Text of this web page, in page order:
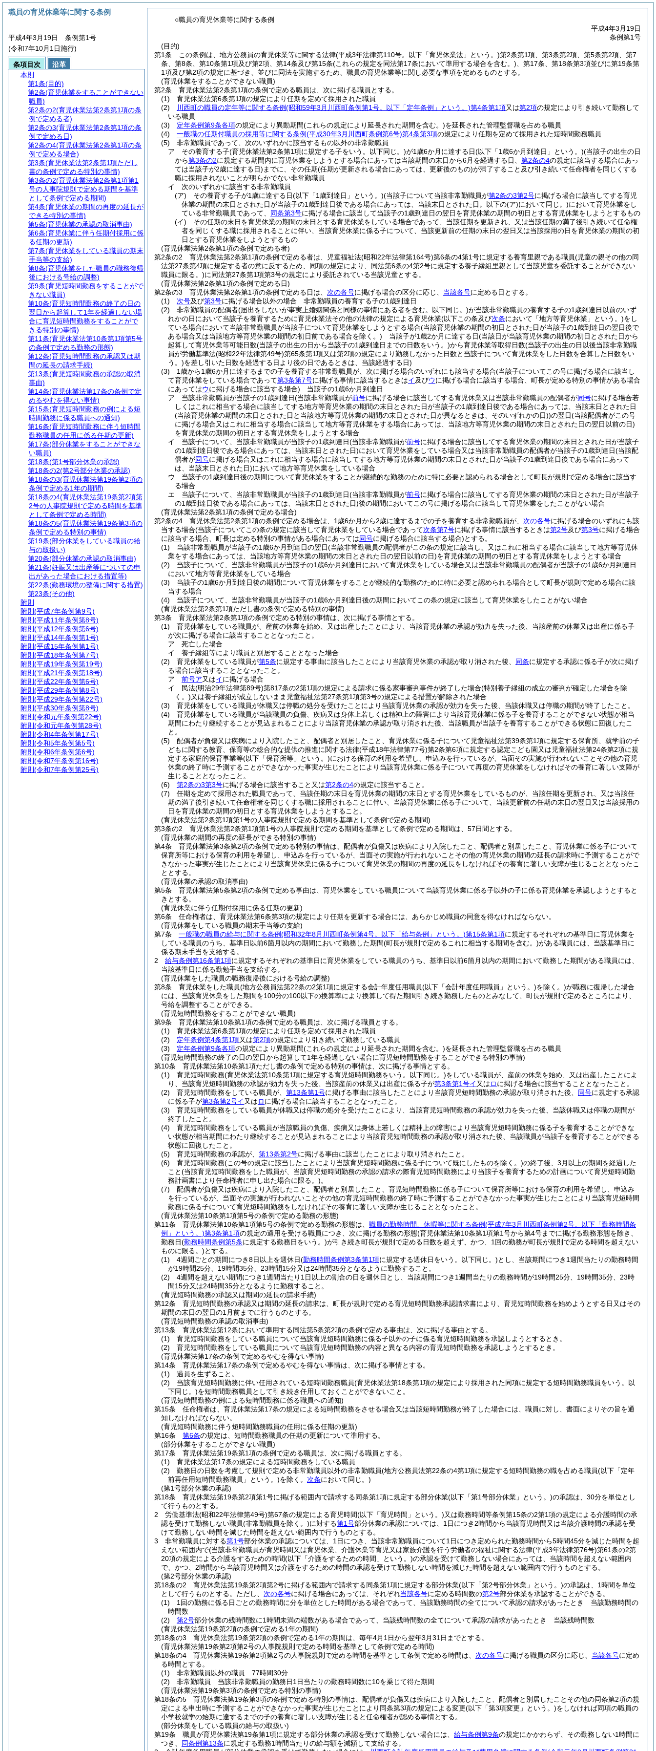
○職員の育児休業等に関する条例
平成4年3月19日
条例第1号
(目的)
第1条
この条例は、地方公務員の育児休業等に関する法律(平成3年法律第110号。以下「育児休業法」という。)第2条第1項、第3条第2項、第5条第2項、第7
条、第8条、第10条第1項及び第2項、第14条及び第15条(これらの規定を同法第17条において準用する場合を含む。) 、第17条、第18条第3項並びに第19条第
1項及び第2項の規定に基づき、並びに同法を実施するため、職員の育児休業等に関し必要な事項を定めるものとする。
(育児休業をすることができない職員)
第2条
育児休業法第2条第1項の条例で定める職員は、次に掲げる職員とする。
(1)
育児休業法第6条第1項の規定により任期を定めて採用された職員
(2)
川西町の職員の定年等に関する条例(昭和59年3月川西町条例第1号。以下「定年条例」という。)第4条第1項又は第2項の規定により引き続いて勤務して
いる職員
(3)
定年条例第9条各項の規定により異動期間(これらの規定により延長された期間を含む。)を延長された管理監督職を占める職員
(4)
一般職の任期付職員の採用等に関する条例(平成30年3月川西町条例第6号)第4条第3項の規定により任期を定めて採用された短時間勤務職員
(5)
非常勤職員であって、次のいずれかに該当するもの以外の非常勤職員
ア
その養育する子(育児休業法第2条第1項に規定する子をいう。以下同じ。)が1歳6か月に達する日(以下「1歳6か月到達日」という。)(当該子の出生の日
から第3条の2に規定する期間内に育児休業をしようとする場合にあっては当該期間の末日から6月を経過する日、 第2条の4の規定に該当する場合にあっ
ては当該子が2歳に達する日) までに、その任期(任期が更新される場合にあっては、更新後のもの)が満了すること及び引き続いて任命権者を同じくする
職に採用されないことが明らかでない非常勤職員
イ
次のいずれかに該当する非常勤職員
(ア)
その養育する子が1歳に達する日(以下「1歳到達日」という。)(当該子について当該非常勤職員が第2条の3第2号に掲げる場合に該当してする育児
休業の期間の末日とされた日が当該子の1歳到達日後である場合にあっては、当該末日とされた日。以下の(ア)において同じ。)において育児休業をし
ている非常勤職員であって、 同条第3号に掲げる場合に該当して当該子の1歳到達日の翌日を育児休業の期間の初日とする育児休業をしようとするもの
(イ)
その任期の末日を育児休業の期間の末日とする育児休業をしている場合であって、当該任期を更新され、又は当該任期の満了後引き続いて任命権
者を同じくする職に採用されることに伴い、当該育児休業に係る子について、当該更新前の任期の末日の翌日又は当該採用の日を育児休業の期間の初
日とする育児休業をしようとするもの
(育児休業法第2条第1項の条例で定める者)
第2条の2
育児休業法第2条第1項の条例で定める者は、児童福祉法(昭和22年法律第164号)第6条の4第1号に規定する養育里親である職員(児童の親その他の同
法第27条第4項に規定する者の意に反するため、同項の規定により、同法第6条の4第2号に規定する養子縁組里親として当該児童を委託することができない
職員に限る。)に同法第27条第1項第3号の規定により委託されている当該児童とする。
(育児休業法第2条第1項の条例で定める日)
第2条の3
育児休業法第2条第1項の条例で定める日は、 次の各号に掲げる場合の区分に応じ、 当該各号に定める日とする。
(1)
次号及び第3号に掲げる場合以外の場合 非常勤職員の養育する子の1歳到達日
(2)
非常勤職員の配偶者(届出をしないが事実上婚姻関係と同様の事情にある者を含む。以下同じ。)が当該非常勤職員の養育する子の1歳到達日以前のいず
れかの日において当該子を養育するために育児休業法その他の法律の規定による育児休業(以下この条及び次条において「地方等育児休業」という。)をし
ている場合において当該非常勤職員が当該子について育児休業をしようとする場合(当該育児休業の期間の初日とされた日が当該子の1歳到達日の翌日後で
ある場合又は当該地方等育児休業の期間の初日前である場合を除く。) 当該子が1歳2か月に達する日(当該日が当該育児休業の期間の初日とされた日から
起算して育児休業等可能日数(当該子の出生の日から当該子の1歳到達日までの日数をいう。)から育児休業等取得日数(当該子の出生の日以後当該非常勤職
員が労働基準法(昭和22年法律第49号)第65条第1項又は第2項の規定により勤務しなかった日数と当該子について育児休業をした日数を合算した日数をい
う。)を差し引いた日数を経過する日より後の日であるときは、当該経過する日)
(3)
1歳から1歳6か月に達するまでの子を養育する非常勤職員が、次に掲げる場合のいずれにも該当する場合(当該子についてこの号に掲げる場合に該当し
て育児休業をしている場合であって第3条第7号に掲げる事情に該当するときはイ及びウに掲げる場合に該当する場合、町長が定める特別の事情がある場合
にあってはウに掲げる場合に該当する場合) 当該子の1歳6か月到達日
ア
当該非常勤職員が当該子の1歳到達日(当該非常勤職員が前号に掲げる場合に該当してする育児休業又は当該非常勤職員の配偶者が同号に掲げる場合若
しくはこれに相当する場合に該当してする地方等育児休業の期間の末日とされた日が当該子の1歳到達日後である場合にあっては、当該末日とされた日
(当該育児休業の期間の末日とされた日と当該地方等育児休業の期間の末日とされた日が異なるときは、そのいずれかの日))の翌日(当該配偶者がこの号
に掲げる場合又はこれに相当する場合に該当して地方等育児休業をする場合にあっては、当該地方等育児休業の期間の末日とされた日の翌日以前の日)
を育児休業の期間の初日とする育児休業をしようとする場合
イ
当該子について、当該非常勤職員が当該子の1歳到達日(当該非常勤職員が前号に掲げる場合に該当してする育児休業の期間の末日とされた日が当該子
の1歳到達日後である場合にあっては、当該末日とされた日)において育児休業をしている場合又は当該非常勤職員の配偶者が当該子の1歳到達日(当該配
偶者が同号に掲げる場合又はこれに相当する場合に該当してする地方等育児休業の期間の末日とされた日が当該子の1歳到達日後である場合にあって
は、当該末日とされた日)において地方等育児休業をしている場合
ウ
当該子の1歳到達日後の期間について育児休業をすることが継続的な勤務のために特に必要と認められる場合として町長が規則で定める場合に該当す
る場合
エ
当該子について、当該非常勤職員が当該子の1歳到達日(当該非常勤職員が前号に掲げる場合に該当してする育児休業の期間の末日とされた日が当該子
の1歳到達日後である場合にあっては、当該末日とされた日)後の期間においてこの号に掲げる場合に該当して育児休業をしたことがない場合
(育児休業法第2条第1項の条例で定める場合)
第2条の4
育児休業法第2条第1項の条例で定める場合は、1歳6か月から2歳に達するまでの子を養育する非常勤職員が、 次の各号に掲げる場合のいずれにも該
当する場合(当該子についてこの条の規定に該当して育児休業をしている場合であって次条第7号に掲げる事情に該当するときは第2号及び第3号に掲げる場合
に該当する場合、町長は定める特別の事情がある場合にあっては同号に掲げる場合に該当する場合)とする。
(1)
当該非常勤職員が当該子の1歳6か月到達日の翌日(当該非常勤職員の配偶者がこの条の規定に該当し、又はこれに相当する場合に該当して地方等育児休
業をする場合にあっては、当該地方等育児休業の期間の末日とされた日の翌日以前の日)を育児休業の期間の初日とする育児休業をしようとする場合
(2)
当該子について、当該非常勤職員が当該子の1歳6か月到達日において育児休業をしている場合又は当該非常勤職員の配偶者が当該子の1歳6か月到達日
において地方等育児休業をしている場合
(3)
当該子の1歳6か月到達日後の期間について育児休業をすることが継続的な勤務のために特に必要と認められる場合として町長が規則で定める場合に該
当する場合
(4)
当該子について、当該非常勤職員が当該子の1歳6か月到達日後の期間においてこの条の規定に該当して育児休業をしたことがない場合
(育児休業法第2条第1項ただし書の条例で定める特別の事情)
第3条
育児休業法第2条第1項の条例で定める特別の事情は、次に掲げる事情とする。
(1)
育児休業をしている職員が、産前の休業を始め、又は出産したことにより、当該育児休業の承認が効力を失った後、当該産前の休業又は出産に係る子
が次に掲げる場合に該当することとなったこと。
ア
死亡した場合
イ
養子縁組等により職員と別居することとなった場合
(2)
育児休業をしている職員が第5条に規定する事由に該当したことにより当該育児休業の承認が取り消された後、 同条に規定する承認に係る子が次に掲げ
る場合に該当することとなったこと。
ア
前号ア又はイに掲げる場合
イ
民法(明治29年法律第89号)第817条の2第1項の規定による請求に係る家事審判事件が終了した場合(特別養子縁組の成立の審判が確定した場合を除
く。)又は養子縁組が成立しないまま児童福祉法第27条第1項第3号の規定による措置が解除された場合
(3)
育児休業をしている職員が休職又は停職の処分を受けたことにより当該育児休業の承認が効力を失った後、当該休職又は停職の期間が終了したこと。
(4)
育児休業をしている職員が当該職員の負傷、疾病又は身体上若しくは精神上の障害により当該育児休業に係る子を養育することができない状態が相当
期間にわたり継続することが見込まれることにより当該育児休業の承認が取り消された後、当該職員が当該子を養育することができる状態に回復したこ
と。
(5)
配偶者が負傷又は疾病により入院したこと、配偶者と別居したこと、育児休業に係る子について児童福祉法第39条第1項に規定する保育所、就学前の子
どもに関する教育、保育等の総合的な提供の推進に関する法律(平成18年法律第77号)第2条第6項に規定する認定こども園又は児童福祉法第24条第2項に規
定する家庭的保育事業等(以下「保育所等」という。)における保育の利用を希望し、申込みを行っているが、当面その実施が行われないことその他の育児
休業の終了時に予測することができなかった事実が生じたことにより当該育児休業に係る子について再度の育児休業をしなければその養育に著しい支障が
生じることとなったこと。
(6)
第2条の3第3号に掲げる場合に該当すること又は第2条の4の規定に該当すること。
(7)
任期を定めて採用された職員であって、当該任期の末日を育児休業の期間の末日とする育児休業をしているものが、当該任期を更新され、又は当該任
期の満了後引き続いて任命権者を同じくする職に採用されることに伴い、当該育児休業に係る子について、当該更新前の任期の末日の翌日又は当該採用の
日を育児休業の期間の初日とする育児休業をしようとすること。
(育児休業法第2条第1項第1号の人事院規則で定める期間を基準として条例で定める期間)
第3条の2
育児休業法第2条第1項第1号の人事院規則で定める期間を基準として条例で定める期間は、57日間とする。
(育児休業の期間の再度の延長ができる特別の事情)
第4条
育児休業法第3条第2項の条例で定める特別の事情は、配偶者が負傷又は疾病により入院したこと、配偶者と別居したこと、育児休業に係る子について
保育所等における保育の利用を希望し、申込みを行っているが、当面その実施が行われないことその他の育児休業の期間の延長の請求時に予測することがで
きなかった事実が生じたことにより当該育児休業に係る子について育児休業の期間の再度の延長をしなければその養育に著しい支障が生じることとなったこ
ととする。
(育児休業の承認の取消事由)
第5条
育児休業法第5条第2項の条例で定める事由は、育児休業をしている職員について当該育児休業に係る子以外の子に係る育児休業を承認しようとすると
きとする。
(育児休業に伴う任期付採用に係る任期の更新)
第6条
任命権者は、育児休業法第6条第3項の規定により任期を更新する場合には、あらかじめ職員の同意を得なければならない。
(育児休業をしている職員の期末手当等の支給)
第7条
一般職の職員の給与に関する条例(昭和32年8月川西町条例第4号。以下「給与条例」という。)第15条第1項に規定するそれぞれの基準日に育児休業を
している職員のうち、基準日以前6箇月以内の期間において勤務した期間(町長が規則で定めるこれに相当する期間を含む。)がある職員には、当該基準日に
係る期末手当を支給する。
2
給与条例第16条第1項に規定するそれぞれの基準日に育児休業をしている職員のうち、基準日以前6箇月以内の期間において勤務した期間がある職員には、
当該基準日に係る勤勉手当を支給する。
(育児休業をした職員の職務復帰後における号給の調整)
第8条
育児休業をした職員(地方公務員法第22条の2第1項に規定する会計年度任用職員(以下「会計年度任用職員」という。)を除く。)が職務に復帰した場合
には、当該育児休業をした期間を100分の100以下の換算率により換算して得た期間引き続き勤務したものとみなして、町長が規則で定めるところにより、
号給を調整することができる。
(育児短時間勤務をすることができない職員)
第9条
育児休業法第10条第1項の条例で定める職員は、次に掲げる職員とする。
(1)
育児休業法第6条第1項の規定により任期を定めて採用された職員
(2)
定年条例第4条第1項又は第2項の規定により引き続いて勤務している職員
(3)
定年条例第9条各項の規定により異動期間(これらの規定により延長された期間を含む。)を延長された管理監督職を占める職員
(育児短時間勤務の終了の日の翌日から起算して1年を経過しない場合に育児短時間勤務をすることができる特別の事情)
第10条
育児休業法第10条第1項ただし書の条例で定める特別の事情は、次に掲げる事情とする。
(1)
育児短時間勤務(育児休業法第10条第1項に規定する育児短時間勤務をいう。以下同じ。)をしている職員が、産前の休業を始め、又は出産したことによ
り、当該育児短時間勤務の承認が効力を失った後、当該産前の休業又は出産に係る子が第3条第1号イ 又はロに掲げる場合に該当することとなったこと。
(2)
育児短時間勤務をしている職員が、 第13条第1号に掲げる事由に該当したことにより当該育児短時間勤務の承認が取り消された後、 同号に規定する承認
に係る子が第3条第2号イ 又はロに掲げる場合に該当することとなったこと。
(3)
育児短時間勤務をしている職員が休職又は停職の処分を受けたことにより、当該育児短時間勤務の承認が効力を失った後、当該休職又は停職の期間が
終了したこと。
(4)
育児短時間勤務をしている職員が当該職員の負傷、疾病又は身体上若しくは精神上の障害により当該育児短時間勤務に係る子を養育することができな
い状態が相当期間にわたり継続することが見込まれることにより当該育児短時間勤務の承認が取り消された後、当該職員が当該子を養育することができる
状態に回復したこと。
(5)
育児短時間勤務の承認が、 第13条第2号に掲げる事由に該当したことにより取り消されたこと。
(6)
育児短時間勤務(この号の規定に該当したことにより当該育児短時間勤務に係る子について既にしたものを除く。)の終了後、3月以上の期間を経過した
こと(当該育児短時間勤務をした職員が、当該育児短時間勤務の承認の請求の際育児短時間勤務により当該子を養育するための計画について育児短時間勤
務計画書により任命権者に申し出た場合に限る。)。
(7)
配偶者が負傷又は疾病により入院したこと、配偶者と別居したこと、育児短時間勤務に係る子について保育所等における保育の利用を希望し、申込み
を行っているが、当面その実施が行われないことその他の育児短時間勤務の終了時に予測することができなかった事実が生じたことにより当該育児短時間
勤務に係る子について育児短時間勤務をしなければその養育に著しい支障が生じることとなったこと。
(育児休業法第10条第1項第5号の条例で定める勤務の形態)
第11条
育児休業法第10条第1項第5号の条例で定める勤務の形態は、 職員の勤務時間、休暇等に関する条例(平成7年3月川西町条例第2号。以下「勤務時間条
例」という。)第3条第1項の規定の適用を受ける職員につき、次に掲げる勤務の形態(育児休業法第10条第1項第1号から第4号までに掲げる勤務形態を除き、
勤務日(勤務時間条例第5条に規定する勤務日をいう。)が引き続き町長が規則で定める日数を超えず、かつ、1回の勤務が町長が規則で定める時間を超えない
ものに限る。)とする。
(1)
4週間ごとの期間につき8日以上を週休日(勤務時間条例第3条第1項に規定する週休日をいう。以下同じ。)とし、当該期間につき1週間当たりの勤務時間
が19時間25分、19時間35分、23時間15分又は24時間35分となるように勤務すること。
(2)
4週間を超えない期間につき1週間当たり1日以上の割合の日を週休日とし、当該期間につき1週間当たりの勤務時間が19時間25分、19時間35分、23時
間15分又は24時間35分となるように勤務すること。
(育児短時間勤務の承認又は期間の延長の請求手続)
第12条
育児短時間勤務の承認又は期間の延長の請求は、町長が規則で定める育児短時間勤務承認請求書により、育児短時間勤務を始めようとする日又はその
期間の末日の翌日の1月前までに行うものとする。
(育児短時間勤務の承認の取消事由)
第13条
育児休業法第12条において準用する同法第5条第2項の条例で定める事由は、次に掲げる事由とする。
(1)
育児短時間勤務をしている職員について当該育児短時間勤務に係る子以外の子に係る育児短時間勤務を承認しようとするとき。
(2)
育児短時間勤務をしている職員について当該育児短時間勤務の内容と異なる内容の育児短時間勤務を承認しようとするとき。
(育児休業法第17条の条例で定めるやむを得ない事情)
第14条
育児休業法第17条の条例で定めるやむを得ない事情は、次に掲げる事情とする。
(1)
過員を生ずること。
(2)
当該育児短時間勤務に伴い任用されている短時間勤務職員(育児休業法第18条第1項の規定により採用された同項に規定する短時間勤務職員をいう。以
下同じ。)を短時間勤務職員として引き続き任用しておくことができないこと。
(育児短時間勤務の例による短時間勤務に係る職員への通知)
第15条
任命権者は、育児休業法第17条の規定による短時間勤務をさせる場合又は当該短時間勤務が終了した場合には、職員に対し、書面によりその旨を通
知しなければならない。
(育児短時間勤務に伴う短時間勤務職員の任用に係る任期の更新)
第16条
第6条の規定は、短時間勤務職員の任期の更新について準用する。
(部分休業をすることができない職員)
第17条
育児休業法第19条第1項の条例で定める職員は、次に掲げる職員とする。
(1)
育児休業法第17条の規定による短時間勤務をしている職員
(2)
勤務日の日数を考慮して規則で定める非常勤職員以外の非常勤職員(地方公務員法第22条の4第1項に規定する短時間勤務の職を占める職員(以下「定年
前再任用短時間勤務職員」という。)を除く。 次条において同じ。)
(第1号部分休業の承認)
第18条
育児休業法第19条第2項第1号に掲げる範囲内で請求する同条第1項に規定する部分休業(以下「第1号部分休業」という。)の承認は、30分を単位とし
て行うものとする。
2
労働基準法(昭和22年法律第49号)第67条の規定による育児時間(以下「育児時間」という。)又は勤務時間等条例第15条の2第1項の規定による介護時間の承
認を受けて勤務しない職員(非常勤職員を除く。)に対する第1号部分休業の承認については、1日につき2時間から当該育児時間又は当該介護時間の承認を受
けて勤務しない時間を減じた時間を超えない範囲内で行うものとする。
3
非常勤職員に対する第1号部分休業の承認については、1日につき、当該非常勤職員について1日につき定められた勤務時間から5時間45分を減じた時間を超
えない範囲内で(当該非常勤職員が育児時間又は育児休業、介護休業等育児又は家族介護を行う労働者の福祉に関する法律(平成3年法律第76号)第61条の2第
20項の規定による介護をするための時間(以下「介護をするための時間」という。)の承認を受けて勤務しない場合にあっては、当該時間を超えない範囲内
で、かつ、2時間から当該育児時間又は介護をするための時間の承認を受けて勤務しない時間を減じた時間を超えない範囲内で)行うものとする。
(第2号部分休業の承認)
第18条の2
育児休業法第19条第2項第2号に掲げる範囲内で請求する同条第1項に規定する部分休業(以下「第2号部分休業」という。)の承認は、1時間を単位
として行うものとする。 ただし、 次の各号に掲げる場合にあっては、それぞれ当該各号に定める時間数の第2号部分休業を承認することができる。
(1)
1回の勤務に係る日ごとの勤務時間に分を単位とした時間がある場合であって、当該勤務時間の全てについて承認の請求があったとき 当該勤務時間の
時間数
(2)
第2号部分休業の残時間数に1時間未満の端数がある場合であって、当該残時間数の全てについて承認の請求があったとき 当該残時間数
(育児休業法第19条第2項の条例で定める1年の期間)
第18条の3
育児休業法第19条第2項の条例で定める1年の期間は、毎年4月1日から翌年3月31日までとする。
(育児休業法第19条第2項第2号の人事院規則で定める時間を基準として条例で定める時間)
第18条の4
育児休業法第19条第2項第2号の人事院規則で定める時間を基準として条例で定める時間は、 次の各号に掲げる職員の区分に応じ、 当該各号に定め
る時間とする。
(1)
非常勤職員以外の職員 77時間30分
(2)
非常勤職員 当該非常勤職員の勤務日1日当たりの勤務時間数に10を乗じて得た期間
(育児休業法第19条第3項の条例で定める特別の事情)
第18条の5
育児休業法第19条第3項の条例で定める特別の事情は、配偶者が負傷又は疾病により入院したこと、配偶者と別居したことその他の同条第2項の規
定による申出時に予測することができなかった事実が生じたことにより同条第3項の規定による変更(以下「第3項変更」という。)をしなければ同項の職員の
小学校就学の始期に達するまでの子の養育に著しい支障が生じると任命権者が認める事情とする。
(部分休業をしている職員の給与の取扱い)
第19条
職員が育児休業法第19条第1項に規定する部分休業の承認を受けて勤務しない場合には、 給与条例第9条の規定にかかわらず、その勤務しない1時間に
つき、 同条例第13条に規定する勤務1時間当たりの給与額を減額して支給する。
職員の育児休業等に関する条例
平成4年3月19日 条例第1号
(令和7年10月1日施行)
条項目次
沿革
本則
第1条(目的)
第2条(育児休業をすることができない
職員)
第2条の2(育児休業法第2条第1項の条
例で定める者)
第2条の3(育児休業法第2条第1項の条
例で定める日)
第2条の4(育児休業法第2条第1項の条
例で定める場合)
第3条(育児休業法第2条第1項ただし
書の条例で定める特別の事情)
第3条の2(育児休業法第2条第1項第1
号の人事院規則で定める期間を基準
として条例で定める期間)
第4条(育児休業の期間の再度の延長が
できる特別の事情)
第5条(育児休業の承認の取消事由)
第6条(育児休業に伴う任期付採用に係
る任期の更新)
第7条(育児休業をしている職員の期末
手当等の支給)
第8条(育児休業をした職員の職務復帰
後における号給の調整)
第9条(育児短時間勤務をすることがで
きない職員)
第10条(育児短時間勤務の終了の日の
翌日から起算して1年を経過しない場
合に育児短時間勤務をすることがで
きる特別の事情)
第11条(育児休業法第10条第1項第5号
の条例で定める勤務の形態)
第12条(育児短時間勤務の承認又は期
間の延長の請求手続)
第13条(育児短時間勤務の承認の取消
事由)
第14条(育児休業法第17条の条例で定
めるやむを得ない事情)
第15条(育児短時間勤務の例による短
時間勤務に係る職員への通知)
第16条(育児短時間勤務に伴う短時間
勤務職員の任用に係る任期の更新)
第17条(部分休業をすることができな
い職員)
第18条(第1号部分休業の承認)
第18条の2(第2号部分休業の承認)
第18条の3(育児休業法第19条第2項の
条例で定める1年の期間)
第18条の4(育児休業法第19条第2項第
2号の人事院規則で定める時間を基準
として条例で定める時間)
第18条の5(育児休業法第19条第3項の
条例で定める特別の事情)
第19条(部分休業をしている職員の給
与の取扱い)
第20条(部分休業の承認の取消事由)
第21条(妊娠又は出産等についての申
出があった場合における措置等)
第22条(勤務環境の整備に関する措置)
第23条(その他)
附則
附則 (平成7年条例第9号)
附則 (平成11年条例第8号)
附則 (平成12年条例第6号)
附則 (平成14年条例第1号)
附則 (平成15年条例第1号)
附則 (平成18年条例第7号)
附則 (平成19年条例第19号)
附則 (平成21年条例第18号)
附則 (平成22年条例第6号)
附則 (平成29年条例第8号)
附則 (平成29年条例第22号)
附則 (平成30年条例第8号)
附則 (令和元年条例第22号)
附則 (令和元年条例第28号)
附則 (令和4年条例第17号)
附則 (令和5年条例第5号)
附則 (令和6年条例第6号)
附則 (令和7年条例第16号)
附則 (令和7年条例第25号)